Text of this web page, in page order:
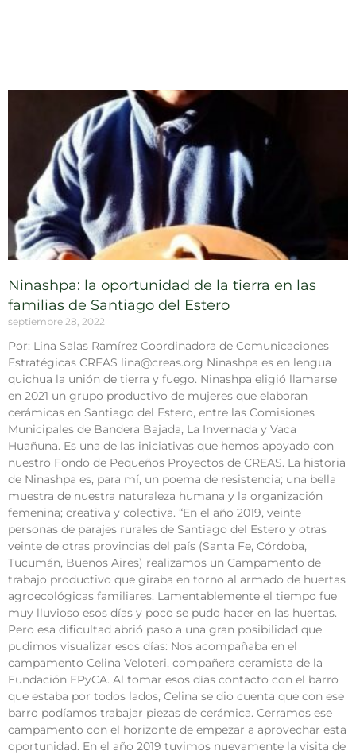
Ninashpa: la oportunidad de la tierra en las
familias de Santiago del Estero
septiembre 28, 2022
Por: Lina Salas Ramírez Coordinadora de Comunicaciones
Estratégicas CREAS lina@creas.org Ninashpa es en lengua
quichua la unión de tierra y fuego. Ninashpa eligió llamarse
en 2021 un grupo productivo de mujeres que elaboran
cerámicas en Santiago del Estero, entre las Comisiones
Municipales de Bandera Bajada, La Invernada y Vaca
Huañuna. Es una de las iniciativas que hemos apoyado con
nuestro Fondo de Pequeños Proyectos de CREAS. La historia
de Ninashpa es, para mí, un poema de resistencia; una bella
muestra de nuestra naturaleza humana y la organización
femenina; creativa y colectiva. “En el año 2019, veinte
personas de parajes rurales de Santiago del Estero y otras
veinte de otras provincias del país (Santa Fe, Córdoba,
Tucumán, Buenos Aires) realizamos un Campamento de
trabajo productivo que giraba en torno al armado de huertas
agroecológicas familiares. Lamentablemente el tiempo fue
muy lluvioso esos días y poco se pudo hacer en las huertas.
Pero esa dificultad abrió paso a una gran posibilidad que
pudimos visualizar esos días: Nos acompañaba en el
campamento Celina Veloteri, compañera ceramista de la
Fundación EPyCA. Al tomar esos días contacto con el barro
que estaba por todos lados, Celina se dio cuenta que con ese
barro podíamos trabajar piezas de cerámica. Cerramos ese
campamento con el horizonte de empezar a aprovechar esta
oportunidad. En el año 2019 tuvimos nuevamente la visita de